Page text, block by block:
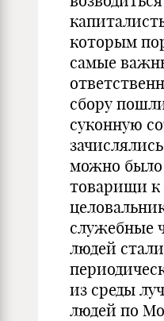
которым
самые
сбору
суконную
можно было
товарищи к
служебные
людей
из среды
людей по